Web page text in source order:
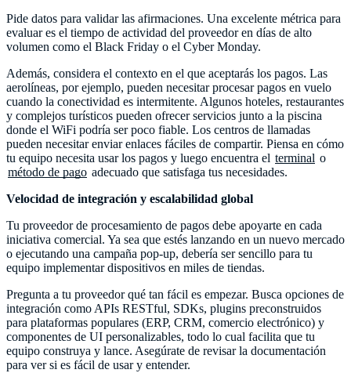
Pide datos para validar las afirmaciones. Una excelente métrica para
evaluar es el tiempo de actividad del proveedor en días de alto
volumen como el Black Friday o el Cyber Monday.
Además, considera el contexto en el que aceptarás los pagos. Las
aerolíneas, por ejemplo, pueden necesitar procesar pagos en vuelo
cuando la conectividad es intermitente. Algunos hoteles, restaurantes
y complejos turísticos pueden ofrecer servicios junto a la piscina
donde el WiFi podría ser poco fiable. Los centros de llamadas
pueden necesitar enviar enlaces fáciles de compartir. Piensa en cómo
tu equipo necesita usar los pagos y luego encuentra el terminal o
método de pago adecuado que satisfaga tus necesidades.
Velocidad de integración y escalabilidad global
Tu proveedor de procesamiento de pagos debe apoyarte en cada
iniciativa comercial. Ya sea que estés lanzando en un nuevo mercado
o ejecutando una campaña pop-up, debería ser sencillo para tu
equipo implementar dispositivos en miles de tiendas.
Pregunta a tu proveedor qué tan fácil es empezar. Busca opciones de
integración como APIs RESTful, SDKs, plugins preconstruidos
para plataformas populares (ERP, CRM, comercio electrónico) y
componentes de UI personalizables, todo lo cual facilita que tu
equipo construya y lance. Asegúrate de revisar la documentación
para ver si es fácil de usar y entender.